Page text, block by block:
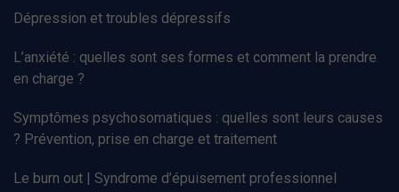
Dépression et troubles dépressifs
L’anxiété : quelles sont ses formes et comment la prendre
en charge ?
Symptômes psychosomatiques : quelles sont leurs causes
? Prévention, prise en charge et traitement
Le burn out | Syndrome d’épuisement professionnel